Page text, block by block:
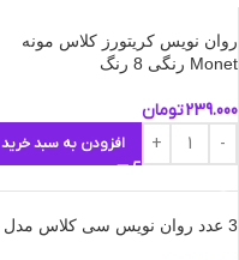
روان نویس کریتورز کلاس مونه
Monet رنگی 8 رنگ
239.000تومان
افزودن به سبد خرید
3 عدد روان نویس سی کلاس مدل ویو